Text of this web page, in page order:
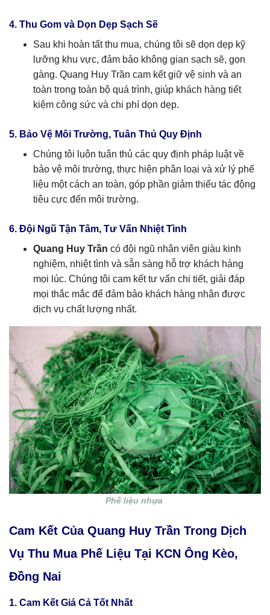
4. Thu Gom và Dọn Dẹp Sạch Sẽ
Sau khi hoàn tất thu mua, chúng tôi sẽ dọn dẹp kỹ
lưỡng khu vực, đảm bảo không gian sạch sẽ, gọn
gàng. Quang Huy Trần cam kết giữ vệ sinh và an
toàn trong toàn bộ quá trình, giúp khách hàng tiết
kiệm công sức và chi phí dọn dẹp.
5. Bảo Vệ Môi Trường, Tuân Thủ Quy Định
Chúng tôi luôn tuân thủ các quy định pháp luật về
bảo vệ môi trường, thực hiện phân loại và xử lý phế
liệu một cách an toàn, góp phần giảm thiểu tác động
tiêu cực đến môi trường.
6. Đội Ngũ Tận Tâm, Tư Vấn Nhiệt Tình
Quang Huy Trần có đội ngũ nhân viên giàu kinh
nghiệm, nhiệt tình và sẵn sàng hỗ trợ khách hàng
mọi lúc. Chúng tôi cam kết tư vấn chi tiết, giải đáp
mọi thắc mắc để đảm bảo khách hàng nhận được
dịch vụ chất lượng nhất.
Phế liệu nhựa
Cam Kết Của Quang Huy Trần Trong Dịch
Vụ Thu Mua Phế Liệu Tại KCN Ông Kèo,
Đồng Nai
1. Cam Kết Giá Cả Tốt Nhất